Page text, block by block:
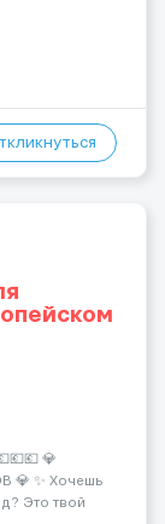
🔹
💎
💎 ✨ Хочешь
Это твой